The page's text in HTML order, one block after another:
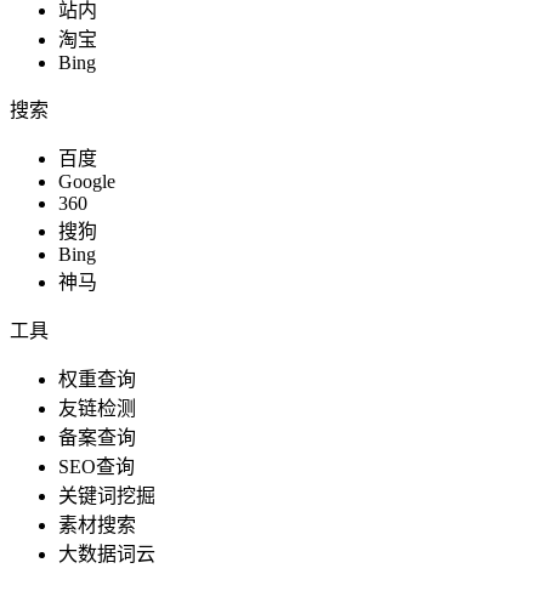
站内
淘宝
Bing
搜索
百度
Google
360
搜狗
Bing
神马
工具
权重查询
友链检测
备案查询
SEO查询
关键词挖掘
素材搜索
大数据词云